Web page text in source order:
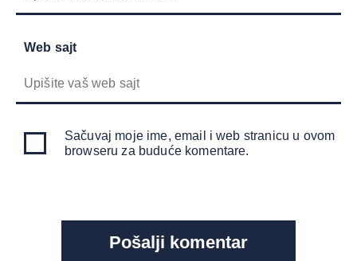
Web sajt
Sačuvaj moje ime, email i web stranicu u ovom
browseru za buduće komentare.